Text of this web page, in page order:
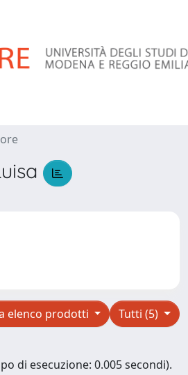
Tutti (5)
elenco prodotti
di esecuzione: 0.005 secondi).